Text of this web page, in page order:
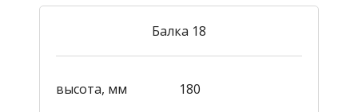
Балка 18
высота, мм
180